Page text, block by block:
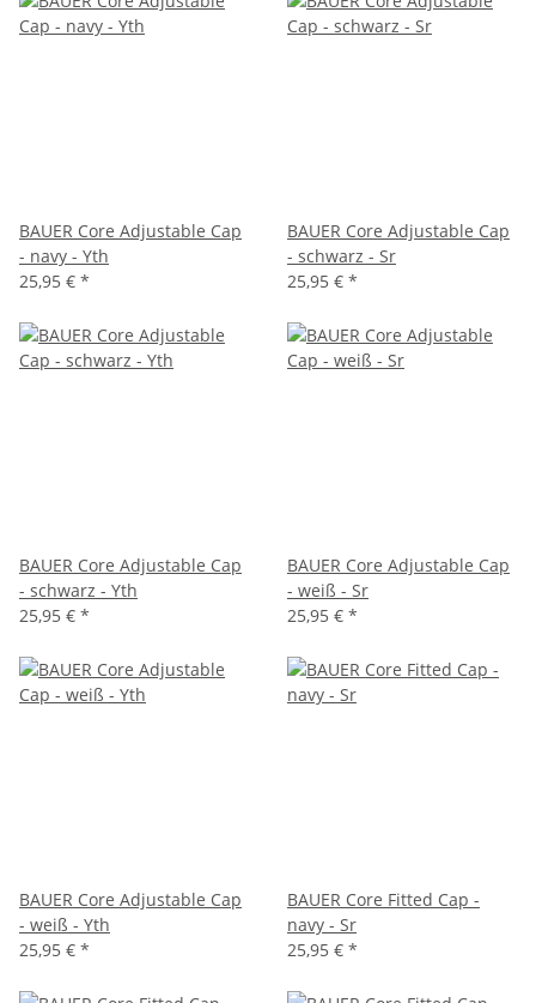
BAUER Core Adjustable Cap
- navy - Yth
25,95 € *
BAUER Core Adjustable Cap
- schwarz - Sr
25,95 € *
BAUER Core Adjustable Cap
- schwarz - Yth
25,95 € *
BAUER Core Adjustable Cap
- weiß - Sr
25,95 € *
BAUER Core Adjustable Cap
- weiß - Yth
25,95 € *
BAUER Core Fitted Cap -
navy - Sr
25,95 € *